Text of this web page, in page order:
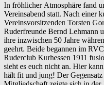
In fröhlicher Atmosphäre fand
Vereinsabend statt. Nach einer
Vereinsvorsitzenden Torsten
Ruderfreunde Bernd Lehmann
ihre inzwischen 50 Jahre
geehrt. Beide begannen im
Ruderclub Kurhessen 1911
sieht es euch nicht an. Hier
hält fit und jung! Der Gegensatz